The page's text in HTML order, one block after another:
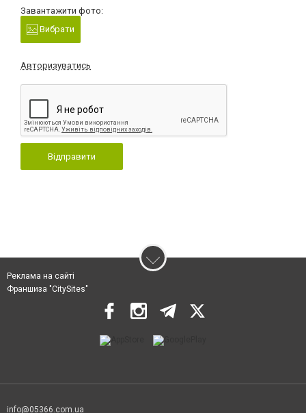
Завантажити фото:
Вибрати
Авторизуватись
Відправити
Реклама на сайті
Франшиза "CitySites"
info@05366.com.ua